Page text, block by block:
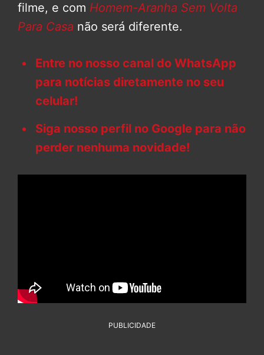
filme, e com Homem-Aranha Sem Volta
Para Casa não será diferente.
Entre no nosso canal do WhatsApp
para notícias diretamente no seu
celular!
Siga nosso perfil no Google para não
perder nenhuma novidade!
PUBLICIDADE